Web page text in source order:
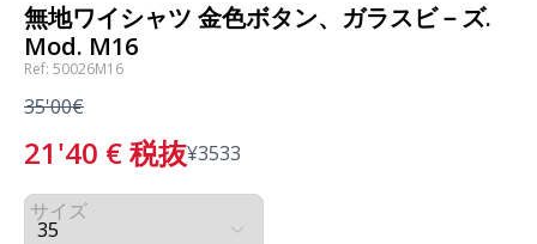
無地ワイシャツ 金色ボタン、ガラスビ－ズ.
Mod. M16
Ref: 50026M16
35'00€
21'40 €税抜¥3533
サイズ